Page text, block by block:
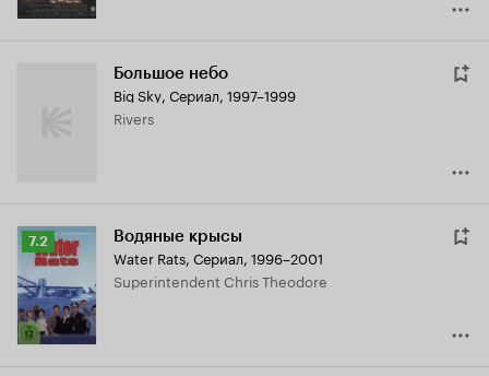
Большое небо
Big Sky, Сериал, 1997–1999
Rivers
Рейтинг
Кинопоиска
7.2
7.2 Водяные крысы
Water Rats, Сериал, 1996–2001
Superintendent Chris Theodore